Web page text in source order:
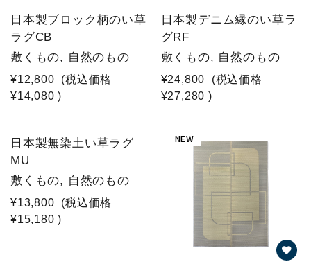
日本製ブロック柄のい草
ラグCB
敷くもの, 自然のもの
¥12,800
(税込価格
¥14,080 )
日本製デニム縁のい草ラ
グRF
敷くもの, 自然のもの
¥24,800
(税込価格
¥27,280 )
日本製無染土い草ラグ
MU
敷くもの, 自然のもの
¥13,800
(税込価格
¥15,180 )
NEW